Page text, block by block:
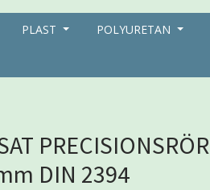
PLAST POLYURETAN
PRECISIONSRÖR
DIN 2394